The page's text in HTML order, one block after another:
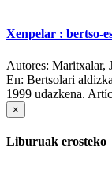
Xenpelar : bertso-
Autores: Maritxalar,
En: Bertsolari
1999 udazkena.
×
Liburuak erosteko